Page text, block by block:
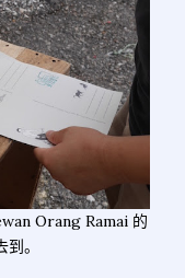
Orang Ramai 的
。